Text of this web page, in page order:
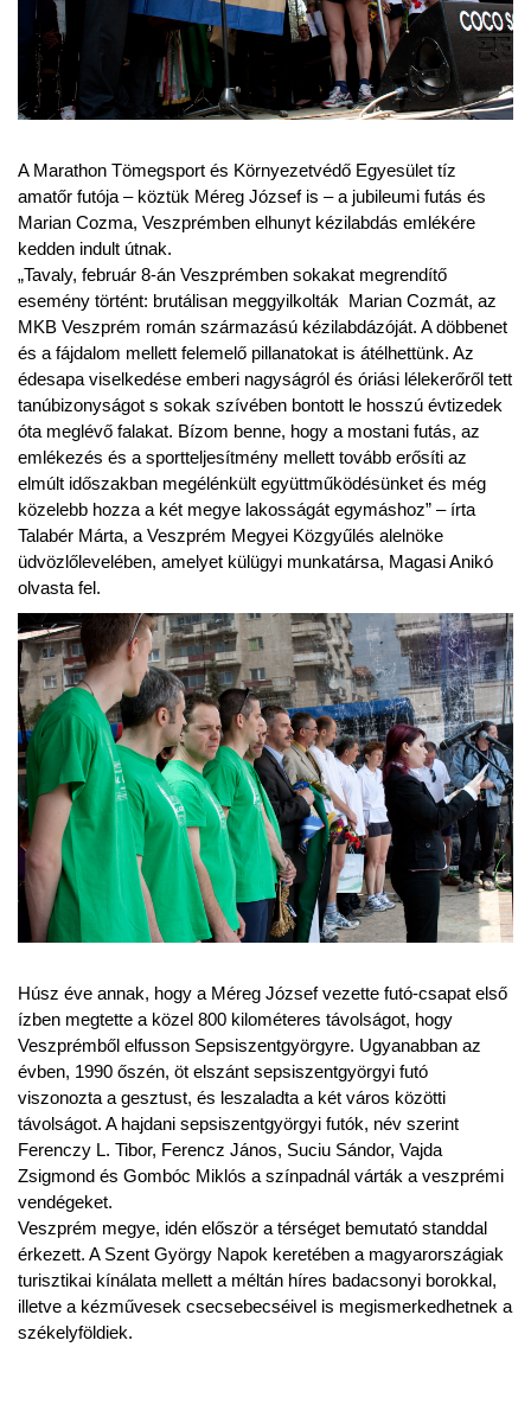
A Marathon Tömegsport és Környezetvédő Egyesület tíz
amatőr futója – köztük Méreg József is – a jubileumi futás és
Marian Cozma, Veszprémben elhunyt kézilabdás emlékére
kedden indult útnak.
„Tavaly, február 8-án Veszprémben sokakat megrendítő
esemény történt: brutálisan meggyilkolták Marian Cozmát, az
MKB Veszprém román származású kézilabdázóját. A döbbenet
és a fájdalom mellett felemelő pillanatokat is átélhettünk. Az
édesapa viselkedése emberi nagyságról és óriási lélekerőről tett
tanúbizonyságot s sokak szívében bontott le hosszú évtizedek
óta meglévő falakat. Bízom benne, hogy a mostani futás, az
emlékezés és a sportteljesítmény mellett tovább erősíti az
elmúlt időszakban megélénkült együttműködésünket és még
közelebb hozza a két megye lakosságát egymáshoz” – írta
Talabér Márta, a Veszprém Megyei Közgyűlés alelnöke
üdvözlőlevelében, amelyet külügyi munkatársa, Magasi Anikó
olvasta fel.
Húsz éve annak, hogy a Méreg József vezette futó-csapat első
ízben megtette a közel 800 kilométeres távolságot, hogy
Veszprémből elfusson Sepsiszentgyörgyre. Ugyanabban az
évben, 1990 őszén, öt elszánt sepsiszentgyörgyi futó
viszonozta a gesztust, és leszaladta a két város közötti
távolságot. A hajdani sepsiszentgyörgyi futók, név szerint
Ferenczy L. Tibor, Ferencz János, Suciu Sándor, Vajda
Zsigmond és Gombóc Miklós a színpadnál várták a veszprémi
vendégeket.
Veszprém megye, idén először a térséget bemutató standdal
érkezett. A Szent György Napok keretében a magyarországiak
turisztikai kínálata mellett a méltán híres badacsonyi borokkal,
illetve a kézművesek csecsebecséivel is megismerkedhetnek a
székelyföldiek.